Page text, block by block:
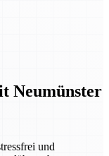
Neumünster
und